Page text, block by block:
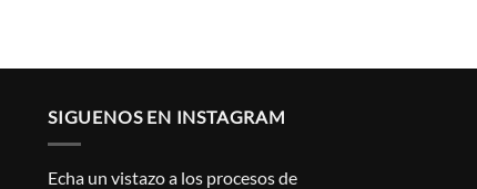
SIGUENOS EN INSTAGRAM
Echa un vistazo a los procesos de